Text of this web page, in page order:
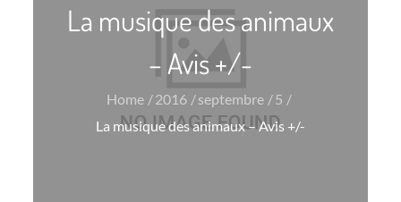
La musique des animaux
– Avis +/-
Home 2016 septembre
5
La musique des animaux – Avis +/-